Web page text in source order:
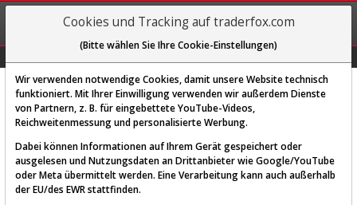
REGIS-
TRIEREN
Diese Funktion ist nur für
Cookies und Tracking auf traderfox.com
(Bitte wählen Sie Ihre Cookie-Einstellungen)
Wir verwenden notwendige Cookies, damit unsere Website technisch
funktioniert. Mit Ihrer Einwilligung verwenden wir außerdem Dienste
von Partnern, z. B. für eingebettete YouTube-Videos,
Reichweitenmessung und personalisierte Werbung.
Dabei können Informationen auf Ihrem Gerät gespeichert oder
ausgelesen und Nutzungsdaten an Drittanbieter wie Google/YouTube
oder Meta übermittelt werden. Eine Verarbeitung kann auch außerhalb
der EU/des EWR stattfinden.